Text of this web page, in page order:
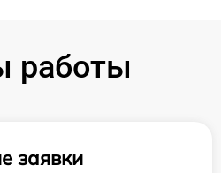
работы
заявки